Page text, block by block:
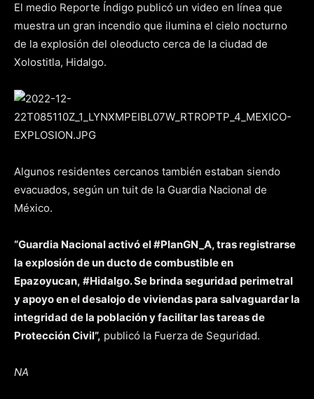
El medio Reporte Índigo publicó un video en línea que
muestra un gran incendio que ilumina el cielo nocturno
de la explosión del oleoducto cerca de la ciudad de
Xolostitla, Hidalgo.
Algunos residentes cercanos también estaban siendo
evacuados, según un tuit de la Guardia Nacional de
México.
“Guardia Nacional activó el #PlanGN_A, tras registrarse
la explosión de un ducto de combustible en
Epazoyucan, #Hidalgo. Se brinda seguridad perimetral
y apoyo en el desalojo de viviendas para salvaguardar la
integridad de la población y facilitar las tareas de
Protección Civil”, publicó la Fuerza de Seguridad.
NA